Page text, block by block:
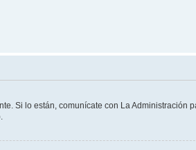
Si lo están, comunícate con La Administración